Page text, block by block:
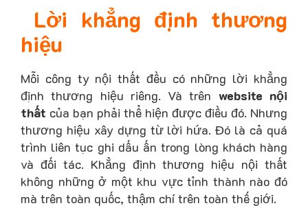
Lời khẳng định thương
hiệu
Mỗi công ty nội thất đều có những lời khẳng
định thương hiệu riêng. Và trên website nội
thất của bạn phải thể hiện được điều đó. Nhưng
thương hiệu xây dựng từ lời hứa. Đó là cả quá
trình liên tục ghi dấu ấn trong lòng khách hàng
và đối tác. Khẳng định thương hiệu nội thất
không những ở một khu vực tỉnh thành nào đó
mà trên toàn quốc, thậm chí trên toàn thế giới.